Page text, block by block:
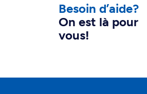
Besoin d’aide?
On est là pour
vous!